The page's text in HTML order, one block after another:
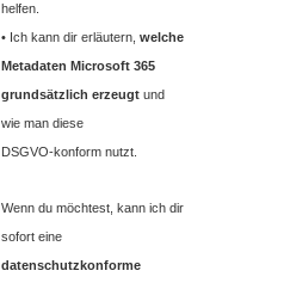
helfen.
• Ich kann dir erläutern, welche
Metadaten Microsoft 365
grundsätzlich erzeugt und
wie man diese
DSGVO‑konform nutzt.
Wenn du möchtest, kann ich dir
sofort eine
datenschutzkonforme